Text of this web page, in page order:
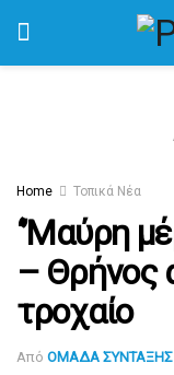
Home Τοπικά Νέα
‘’Μαύρη
– Θρήνος
τροχαίο
Από ΟΜΑΔΑ ΣΥΝΤΑΞΗΣ